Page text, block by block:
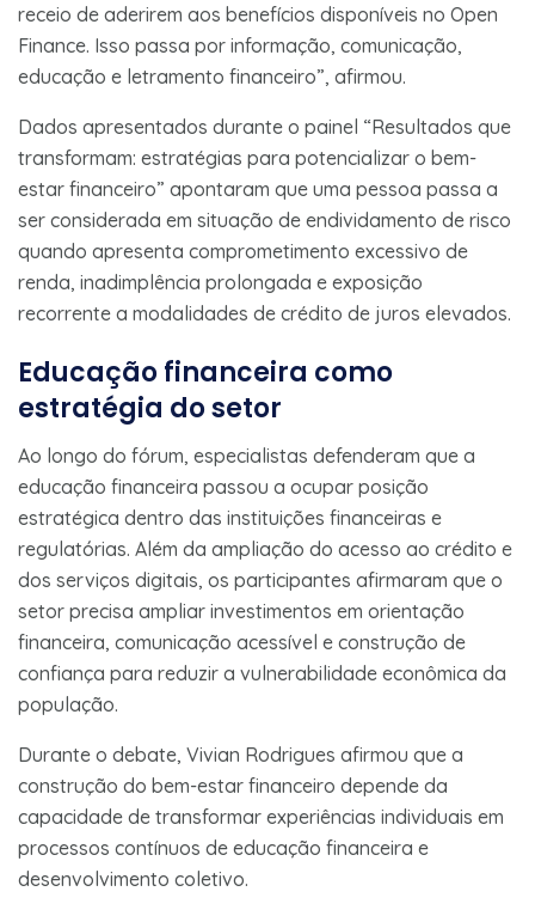
receio de aderirem aos benefícios disponíveis no Open
Finance. Isso passa por informação, comunicação,
educação e letramento financeiro”, afirmou.
Dados apresentados durante o painel “Resultados que
transformam: estratégias para potencializar o bem-
estar financeiro” apontaram que uma pessoa passa a
ser considerada em situação de endividamento de risco
quando apresenta comprometimento excessivo de
renda, inadimplência prolongada e exposição
recorrente a modalidades de crédito de juros elevados.
Educação financeira como
estratégia do setor
Ao longo do fórum, especialistas defenderam que a
educação financeira passou a ocupar posição
estratégica dentro das instituições financeiras e
regulatórias. Além da ampliação do acesso ao crédito e
dos serviços digitais, os participantes afirmaram que o
setor precisa ampliar investimentos em orientação
financeira, comunicação acessível e construção de
confiança para reduzir a vulnerabilidade econômica da
população.
Durante o debate, Vivian Rodrigues afirmou que a
construção do bem-estar financeiro depende da
capacidade de transformar experiências individuais em
processos contínuos de educação financeira e
desenvolvimento coletivo.